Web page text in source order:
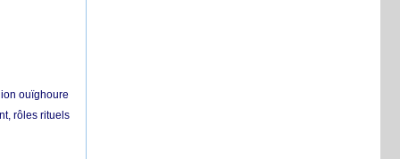
ouïghoure
rôles rituels